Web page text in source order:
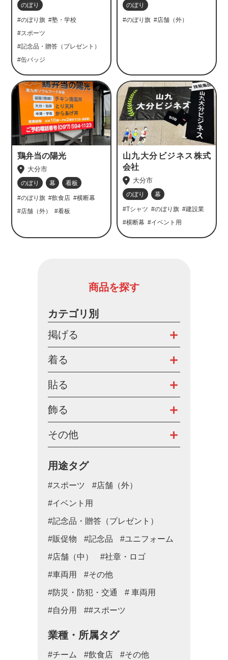
のぼり
#のぼり旗 #塾・学校
#スポーツ
#記念品・贈答（プレゼント）
#缶バッジ
のぼり
#のぼり旗 #店舗（外）
鶏弁当の陽光
大分市
のぼり 幕 看板
#のぼり旗 #飲食店 #横断幕
#店舗（外）
#看板
山九大分ビジネス株式
会社
大分市
のぼり 幕
#Tシャツ #のぼり旗 #建設業
#横断幕 #イベント用
商品を探す
カテゴリ別
掲げる
着る
貼る
飾る
その他
用途タグ
#スポーツ #店舗（外）
#イベント用
#記念品・贈答（プレゼント）
#販促物 #記念品 #ユニフォーム
#店舗（中） #社章・ロゴ
#車両用 #その他
#防災・防犯・交通 # 車両用
#自分用 ##スポーツ
業種・所属タグ
#チーム #飲食店 #その他